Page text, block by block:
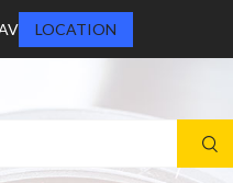
LOCATION